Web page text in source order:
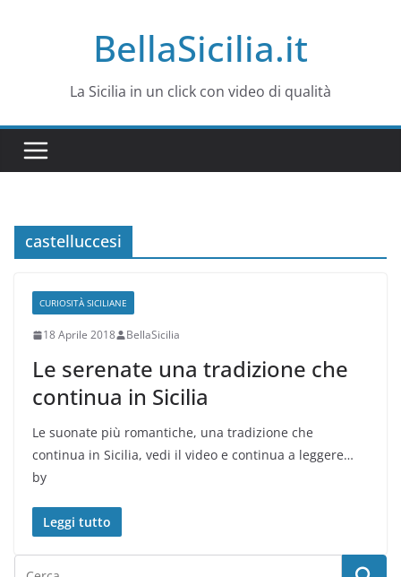
BellaSicilia.it
La Sicilia in un click con video di qualità
castelluccesi
CURIOSITÀ SICILIANE
18 Aprile 2018 BellaSicilia
Le serenate una tradizione che
continua in Sicilia
Le suonate più romantiche, una tradizione che
continua in Sicilia, vedi il video e continua a leggere…
by
Leggi tutto